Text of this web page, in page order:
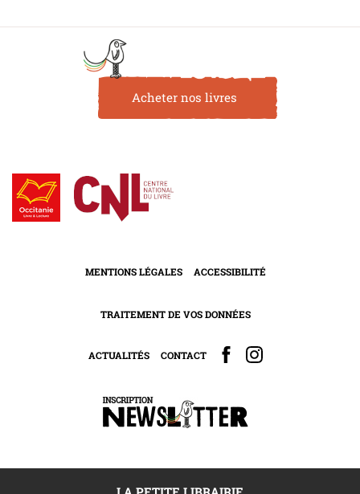
Acheter nos livres
MENTIONS LÉGALES ACCESSIBILITÉ
TRAITEMENT DE VOS DONNÉES
ACTUALITÉS CONTACT